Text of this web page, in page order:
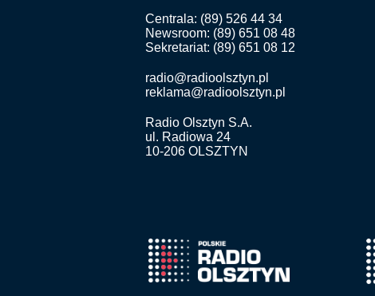
Centrala: (89) 526 44 34
Newsroom: (89) 651 08 48
Sekretariat: (89) 651 08 12
radio@radioolsztyn.pl
reklama@radioolsztyn.pl
Radio Olsztyn S.A.
ul. Radiowa 24
10-206 OLSZTYN